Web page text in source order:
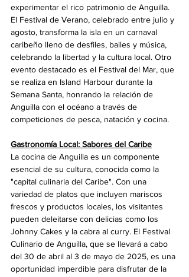
experimentar el rico patrimonio de Anguilla.
El Festival de Verano, celebrado entre julio y
agosto, transforma la isla en un carnaval
caribeño lleno de desfiles, bailes y música,
celebrando la libertad y la cultura local. Otro
evento destacado es el Festival del Mar, que
se realiza en Island Harbour durante la
Semana Santa, honrando la relación de
Anguilla con el océano a través de
competiciones de pesca, natación y cocina.
Gastronomía Local: Sabores del Caribe
La cocina de Anguilla es un componente
esencial de su cultura, conocida como la
"capital culinaria del Caribe". Con una
variedad de platos que incluyen mariscos
frescos y productos locales, los visitantes
pueden deleitarse con delicias como los
Johnny Cakes y la cabra al curry. El Festival
Culinario de Anguilla, que se llevará a cabo
del 30 de abril al 3 de mayo de 2025, es una
oportunidad imperdible para disfrutar de la